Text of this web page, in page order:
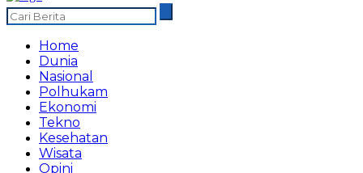
Home
Dunia
Nasional
Polhukam
Ekonomi
Tekno
Kesehatan
Wisata
Opini